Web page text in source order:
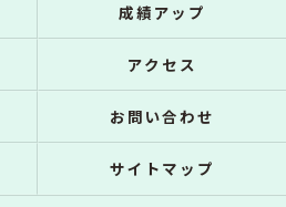
成績アップ
アクセス
お問い合わせ
サイトマップ